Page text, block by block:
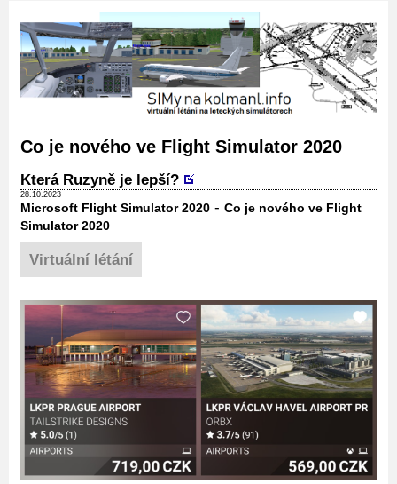
Co je nového ve Flight Simulator 2020
Která Ruzyně je lepší?
28.10.2023
Microsoft Flight Simulator 2020 - Co je nového ve Flight
Simulator 2020
Virtuální létání